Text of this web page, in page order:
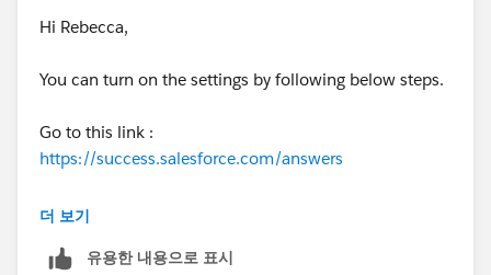
Hi Rebecca,
You can turn on the settings by following below steps.
Go to this link :
https://success.salesforce.com/answers
You can see your picture down below click on Edit My
Receive email notifications box.
더 보기
유용한 내용으로 표시